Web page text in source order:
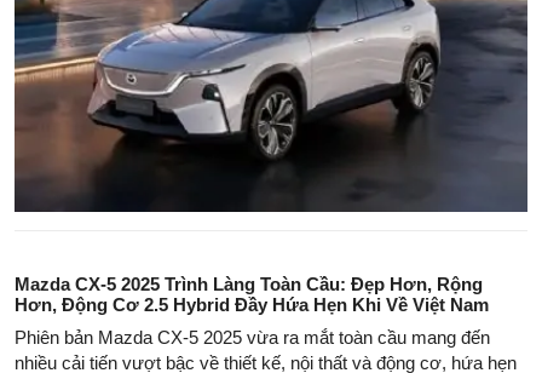
Mazda CX-5 2025 Trình Làng Toàn Cầu: Đẹp Hơn, Rộng
Hơn, Động Cơ 2.5 Hybrid Đầy Hứa Hẹn Khi Về Việt Nam
Phiên bản Mazda CX-5 2025 vừa ra mắt toàn cầu mang đến
nhiều cải tiến vượt bậc về thiết kế, nội thất và động cơ, hứa hẹn